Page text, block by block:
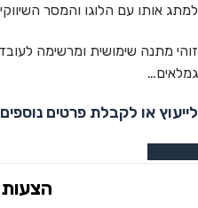
למתג אותו עם הלוגו והמסר
זוהי מתנה שימושית ומרשימה
גמלאים…
לייעוץ או לקבלת פרטים